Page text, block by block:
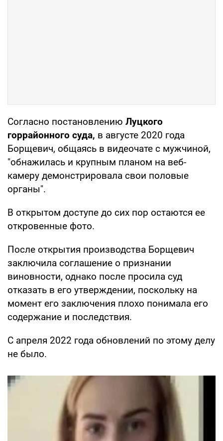
Согласно постановлению Луцкого
горрайонного суда, в августе 2020 года
Борщевич, общаясь в видеочате с мужчиной,
"обнажилась и крупным планом на веб-
камеру демонстрировала свои половые
органы".
В открытом доступе до сих пор остаются ее
откровенные фото.
После открытия производства Борщевич
заключила соглашение о признании
виновности, однако после просила суд
отказать в его утверждении, поскольку на
момент его заключения плохо понимала его
содержание и последствия.
С апреля 2022 года обновлений по этому делу
не было.